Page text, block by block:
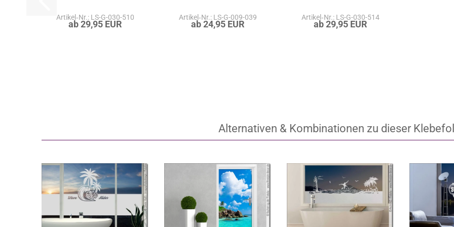
Artikel‑Nr.: LS-G-030-510
ab 29,95 EUR
Artikel‑Nr.: LS-G-009-039
ab 24,95 EUR
Artikel‑Nr.: LS-G-030-514
ab 29,95 EUR
Alternativen & Kombinationen zu dieser